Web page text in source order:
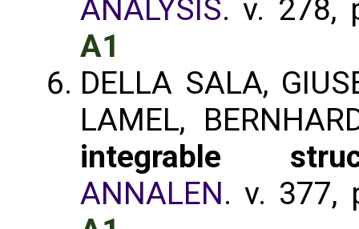
ANALYSIS. v. 278,
A1
DELLA SALA,
LAMEL,
integrable
ANNALEN. v. 377,